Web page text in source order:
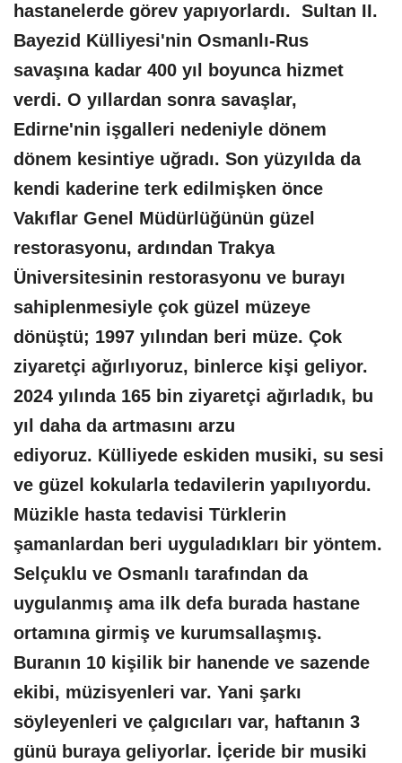
hastanelerde görev yapıyorlardı. Sultan II.
Bayezid Külliyesi'nin Osmanlı-Rus
savaşına kadar 400 yıl boyunca hizmet
verdi. O yıllardan sonra savaşlar,
Edirne'nin işgalleri nedeniyle dönem
dönem kesintiye uğradı. Son yüzyılda da
kendi kaderine terk edilmişken önce
Vakıflar Genel Müdürlüğünün güzel
restorasyonu, ardından Trakya
Üniversitesinin restorasyonu ve burayı
sahiplenmesiyle çok güzel müzeye
dönüştü; 1997 yılından beri müze. Çok
ziyaretçi ağırlıyoruz, binlerce kişi geliyor.
2024 yılında 165 bin ziyaretçi ağırladık, bu
yıl daha da artmasını arzu
ediyoruz. Külliyede eskiden musiki, su sesi
ve güzel kokularla tedavilerin yapılıyordu.
Müzikle hasta tedavisi Türklerin
şamanlardan beri uyguladıkları bir yöntem.
Selçuklu ve Osmanlı tarafından da
uygulanmış ama ilk defa burada hastane
ortamına girmiş ve kurumsallaşmış.
Buranın 10 kişilik bir hanende ve sazende
ekibi, müzisyenleri var. Yani şarkı
söyleyenleri ve çalgıcıları var, haftanın 3
günü buraya geliyorlar. İçeride bir musiki